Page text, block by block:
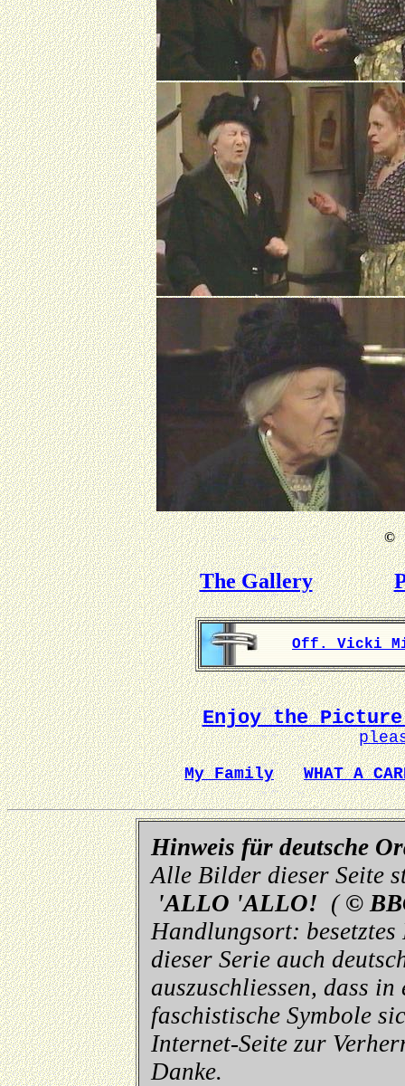
©
The Gallery
Off. Vicki
Enjoy the Picture
My Family
WHAT A
Hinweis für deutsche
Alle Bilder dieser Seite
'ALLO 'ALLO! ( ©
Handlungsort:
dieser Serie auch
auszuschliessen, dass in
faschistische Symbole
Internet-Seite zur
Danke.